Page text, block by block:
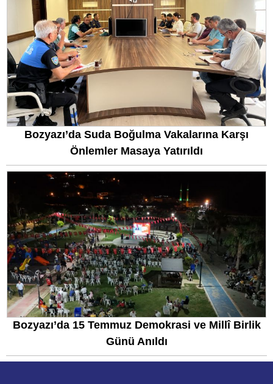
Bozyazı’da Suda Boğulma Vakalarına Karşı
Önlemler Masaya Yatırıldı
Bozyazı’da 15 Temmuz Demokrasi ve Millî Birlik
Günü Anıldı